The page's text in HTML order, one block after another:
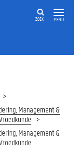
MENU
ZOEK
Management &
Management &